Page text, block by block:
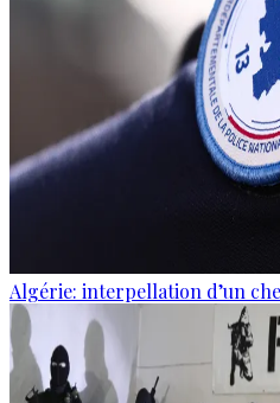
Algérie: interpellation d’un